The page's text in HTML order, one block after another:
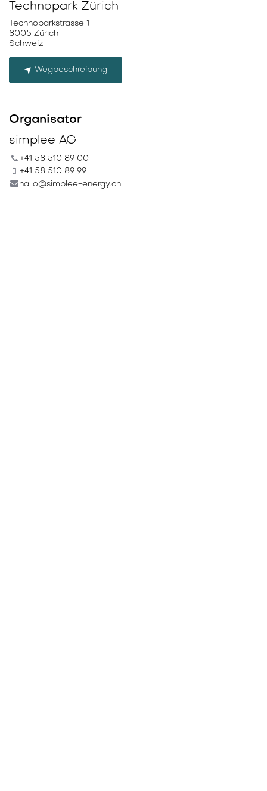
Technopark Zürich
Technoparkstrasse 1
8005 Zürich
Schweiz
Wegbeschreibung
Organisator
simplee AG
+41 58 510 89 00
+41 58 510 89 99
hallo@simplee-energy.ch